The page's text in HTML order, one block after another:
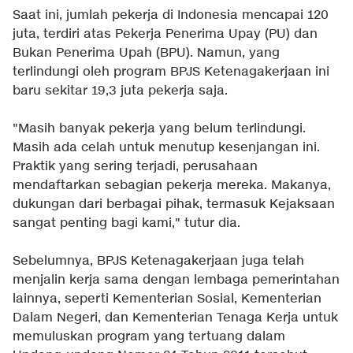
Saat ini, jumlah pekerja di Indonesia mencapai 120
juta, terdiri atas Pekerja Penerima Upay (PU) dan
Bukan Penerima Upah (BPU). Namun, yang
terlindungi oleh program BPJS Ketenagakerjaan ini
baru sekitar 19,3 juta pekerja saja.
"Masih banyak pekerja yang belum terlindungi.
Masih ada celah untuk menutup kesenjangan ini.
Praktik yang sering terjadi, perusahaan
mendaftarkan sebagian pekerja mereka. Makanya,
dukungan dari berbagai pihak, termasuk Kejaksaan
sangat penting bagi kami," tutur dia.
Sebelumnya, BPJS Ketenagakerjaan juga telah
menjalin kerja sama dengan lembaga pemerintahan
lainnya, seperti Kementerian Sosial, Kementerian
Dalam Negeri, dan Kementerian Tenaga Kerja untuk
memuluskan program yang tertuang dalam